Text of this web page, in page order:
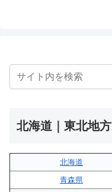
北海道｜東北地方
北海道
青森県